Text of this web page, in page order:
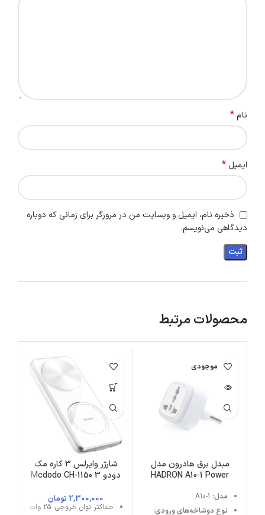
نام*
ایمیل *
ذخیره نام، ایمیل و وبسایت من در مرورگر برای زمانی که دوباره
دیدگاهی می‌نویسم.
محصولات مرتبط
اتمام موجودی
مبدل برق هادرون مدل
HADRON A10-1 Power
مدل:
نوع دوشاخه‌های ورودی:
شارژر وایرلس 3 کاره مک
دودو Mcdodo CH-1150 3
Charger توان 25 وات
2,300,000 تومان
حداکثر توان خروجی: 25 وات